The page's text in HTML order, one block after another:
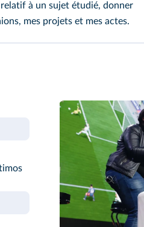
à un sujet étudié, donner
mes projets et mes actes.